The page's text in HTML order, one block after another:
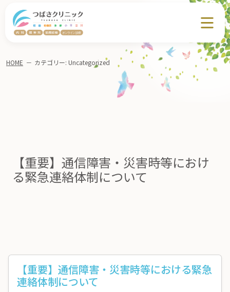
【重要】通信障害・災害時等におけ
る緊急連絡体制について
HOME － カテゴリー: Uncategorized
【重要】通信障害・災害時等における緊急
連絡体制について